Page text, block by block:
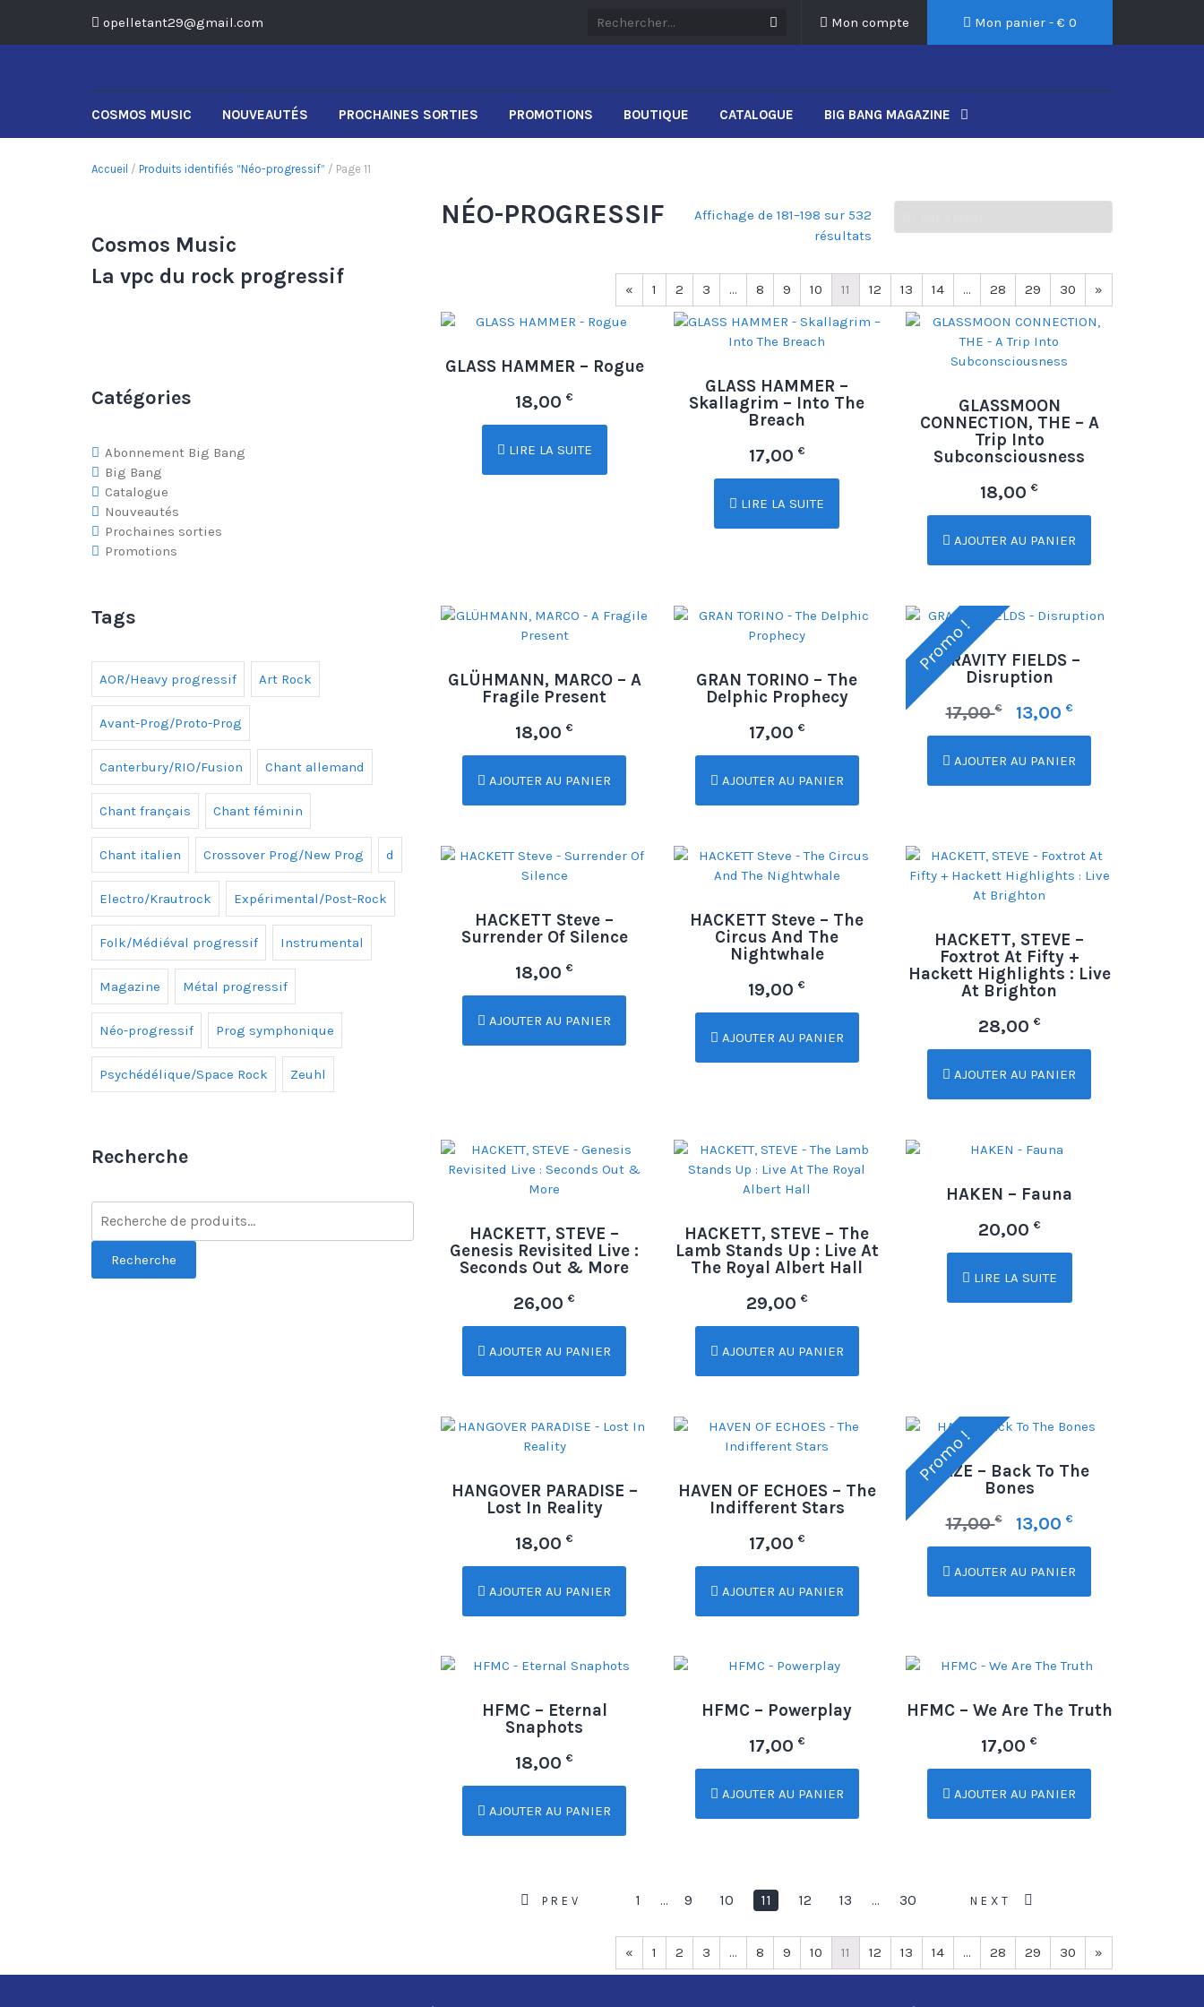
opelletant29@gmail.com Mon panier - € 0
Mon compte
COSMOS MUSIC NOUVEAUTÉS PROCHAINES SORTIES PROMOTIONS BOUTIQUE CATALOGUE BIG BANG MAGAZINE
Accueil / Produits identifiés “Néo-progressif” / Page 11
Cosmos Music
La vpc du rock progressif
Catégories
Abonnement Big Bang
Big Bang
Catalogue
Nouveautés
Prochaines sorties
Promotions
Tags
AOR/Heavy progressif Art Rock
Avant-Prog/Proto-Prog
Canterbury/RIO/Fusion Chant allemand
Chant français Chant féminin
Chant italien Crossover Prog/New Prog d
Electro/Krautrock Expérimental/Post-Rock
Folk/Médiéval progressif Instrumental
Magazine Métal progressif
Néo-progressif Prog symphonique
Psychédélique/Space Rock Zeuhl
Recherche
Recherche
NÉO-PROGRESSIF
Affichage de 181–198 sur 532
résultats
« 1 2 3 … 8 9 10 11 12 13 14 … 28 29 30 »
GLASS HAMMER – Rogue
18,00 €
LIRE LA SUITE
GLASS HAMMER –
Skallagrim – Into The
Breach
17,00 €
LIRE LA SUITE
GLASSMOON
CONNECTION, THE – A
Trip Into
Subconsciousness
18,00 €
AJOUTER AU PANIER
GLÜHMANN, MARCO – A
Fragile Present
18,00 €
AJOUTER AU PANIER
GRAN TORINO – The
Delphic Prophecy
17,00 €
AJOUTER AU PANIER
Promo !
GRAVITY FIELDS –
Disruption
17,00€ 13,00 €
AJOUTER AU PANIER
HACKETT Steve –
Surrender Of Silence
18,00 €
AJOUTER AU PANIER
HACKETT Steve – The
Circus And The
Nightwhale
19,00 €
AJOUTER AU PANIER
HACKETT, STEVE –
Foxtrot At Fifty +
Hackett Highlights : Live
At Brighton
28,00 €
AJOUTER AU PANIER
HACKETT, STEVE –
Genesis Revisited Live :
Seconds Out & More
26,00 €
AJOUTER AU PANIER
HACKETT, STEVE – The
Lamb Stands Up : Live At
The Royal Albert Hall
29,00 €
AJOUTER AU PANIER
HAKEN – Fauna
20,00 €
LIRE LA SUITE
HANGOVER PARADISE –
Lost In Reality
18,00 €
AJOUTER AU PANIER
HAVEN OF ECHOES – The
Indifferent Stars
17,00 €
AJOUTER AU PANIER
Promo !
HAZE – Back To The
Bones
17,00€ 13,00 €
AJOUTER AU PANIER
HFMC – Eternal
Snaphots
18,00 €
AJOUTER AU PANIER
HFMC – Powerplay
17,00 €
AJOUTER AU PANIER
HFMC – We Are The Truth
17,00 €
AJOUTER AU PANIER
PREV 1 … 9 10 11 12 13 … 30 NEXT
« 1 2 3 … 8 9 10 11 12 13 14 … 28 29 30 »